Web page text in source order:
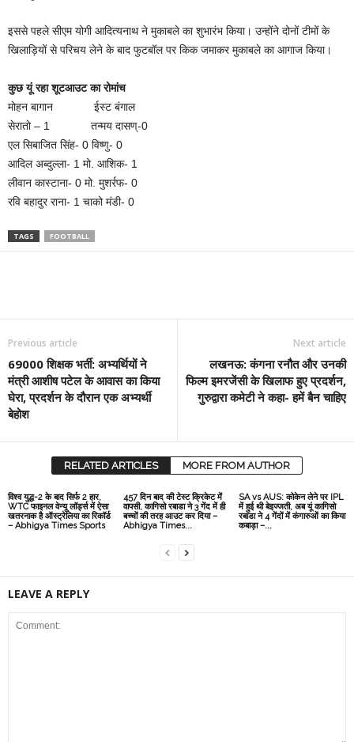
इससे पहले सीएम योगी आदित्यनाथ ने मुकाबले का शुभारंभ किया। उन्होंने दोनों टीमों के
खिलाड़ियों से परिचय लेने के बाद फुटबॉल पर किक जमाकर मुकाबले का आगाज किया।
कुछ यूं रहा शूटआउट का रोमांच
मोहन बागान ईस्ट बंगाल
सेरातो – 1 तन्मय दासण्-0
एल सिबाजित सिंह- 0 विष्णु- 0
आदिल अब्दुल्ला- 1 मो. आशिक- 1
लीवान कास्टाना- 0 मो. मुशर्रफ- 0
रवि बहादुर राना- 1 चाको मंडी- 0
TAGS FOOTBALL
Previous article
69000 शिक्षक भर्ती: अभ्यर्थियों ने
मंत्री आशीष पटेल के आवास का किया
घेरा, प्रदर्शन के दौरान एक अभ्यर्थी
बेहोश
Next article
लखनऊ: कंगना रनौत और उनकी
फिल्म इमरजेंसी के खिलाफ हुए प्रदर्शन,
गुरुद्वारा कमेटी ने कहा- हमें बैन चाहिए
RELATED ARTICLES MORE FROM AUTHOR
विश्व युद्ध-2 के बाद सिर्फ 2 हार,
WTC फाइनल वेन्यू लॉर्ड्स में ऐसा
खतरनाक है ऑस्ट्रेलिया का रिकॉर्ड
– Abhigya Times Sports
457 दिन बाद की टेस्ट क्रिकेट में
वापसी, कागिसो रबाडा ने 3 गेंद में ही
बच्चों की तरह आउट कर दिया –
Abhigya Times...
SA vs AUS: कोकेन लेने पर IPL
में हुई थी बेइज्जती, अब यूं कागिसो
रबाडा ने 4 गेंदों में कंगारुओं का किया
कबाड़ा –...
LEAVE A REPLY